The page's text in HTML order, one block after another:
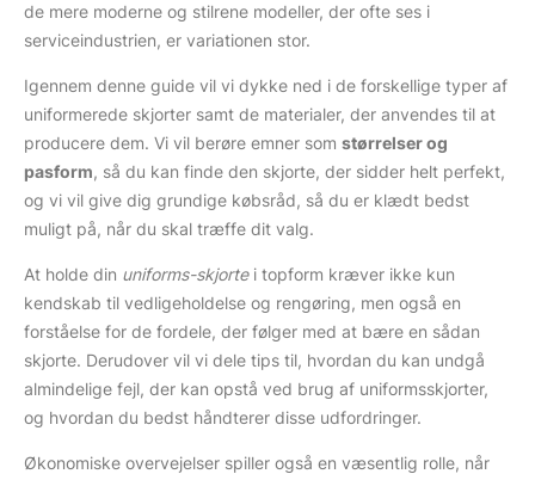
de mere moderne og stilrene modeller, der ofte ses i
serviceindustrien, er variationen stor.
Igennem denne guide vil vi dykke ned i de forskellige typer af
uniformerede skjorter samt de materialer, der anvendes til at
producere dem. Vi vil berøre emner som størrelser og
pasform, så du kan finde den skjorte, der sidder helt perfekt,
og vi vil give dig grundige købsråd, så du er klædt bedst
muligt på, når du skal træffe dit valg.
At holde din uniforms-skjortei topform kræver ikke kun
kendskab til vedligeholdelse og rengøring, men også en
forståelse for de fordele, der følger med at bære en sådan
skjorte. Derudover vil vi dele tips til, hvordan du kan undgå
almindelige fejl, der kan opstå ved brug af uniformsskjorter,
og hvordan du bedst håndterer disse udfordringer.
Økonomiske overvejelser spiller også en væsentlig rolle, når